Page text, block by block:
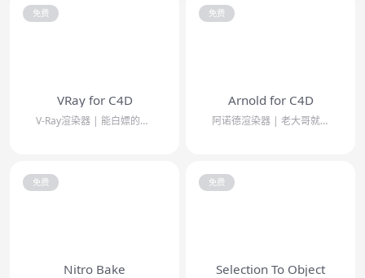
免费
VRay for C4D
V-Ray渲染器 | 能白嫖的GPU渲染器
免费
Arnold for C4D
阿诺德渲染器 | 老大哥就是慢了点
免费
Nitro Bake
免费
Selection To Object